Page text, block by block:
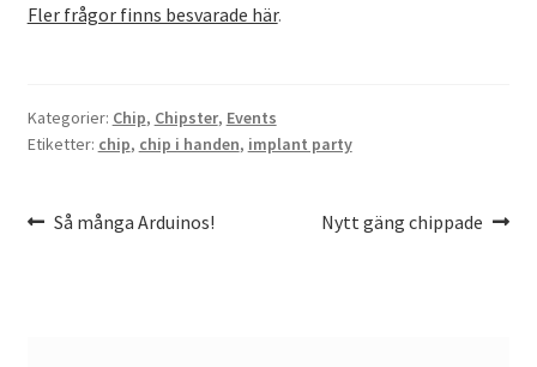
Fler frågor finns besvarade här.
Kategorier: Chip, Chipster, Events
Etiketter: chip, chip i handen, implant party
Inläggsnavigering
Föregående
Så många Arduinos!
Nästa
Nytt gäng chippade